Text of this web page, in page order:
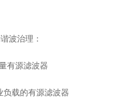
波治理：
有源滤波器
载的有源滤波器